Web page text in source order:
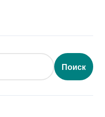
Поиск